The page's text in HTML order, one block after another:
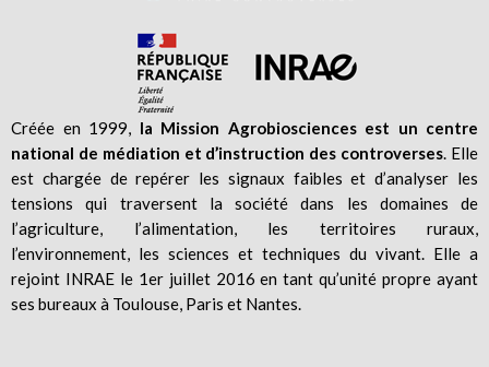
Créée en 1999, la Mission Agrobiosciences est un centre
national de médiation et d’instruction des controverses. Elle
est chargée de repérer les signaux faibles et d’analyser les
tensions qui traversent la société dans les domaines de
l’agriculture, l’alimentation, les territoires ruraux,
l’environnement, les sciences et techniques du vivant. Elle a
rejoint INRAE le 1er juillet 2016 en tant qu’unité propre ayant
ses bureaux à Toulouse, Paris et Nantes.